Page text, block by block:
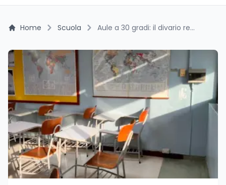
Home Scuola Aule a 30 gradi: il divario regionale sulla climatizzazione delle scuole